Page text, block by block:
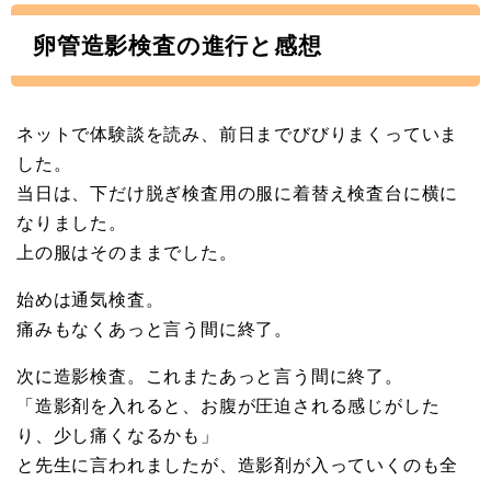
卵管造影検査の進行と感想
ネットで体験談を読み、前日までびびりまくっていま
した。
当日は、下だけ脱ぎ検査用の服に着替え検査台に横に
なりました。
上の服はそのままでした。
始めは通気検査。
痛みもなくあっと言う間に終了。
次に造影検査。これまたあっと言う間に終了。
「造影剤を入れると、お腹が圧迫される感じがした
り、少し痛くなるかも」
と先生に言われましたが、造影剤が入っていくのも全